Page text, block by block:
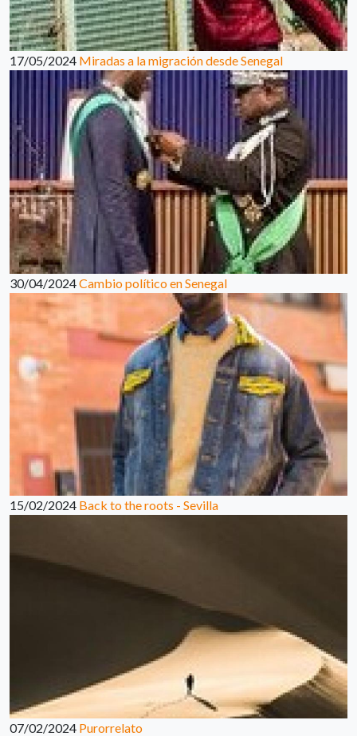
17/05/2024 Miradas a la migración desde Senegal
30/04/2024Cambio político en Senegal
15/02/2024 Back to the roots - Sevilla
07/02/2024 Purorrelato